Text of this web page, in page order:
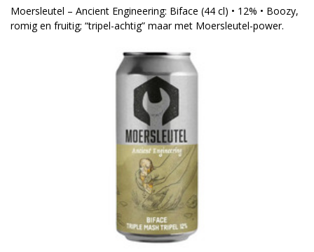
Moersleutel – Ancient Engineering: Biface (44 cl) • 12% • Boozy,
romig en fruitig; “tripel-achtig” maar met Moersleutel-power.